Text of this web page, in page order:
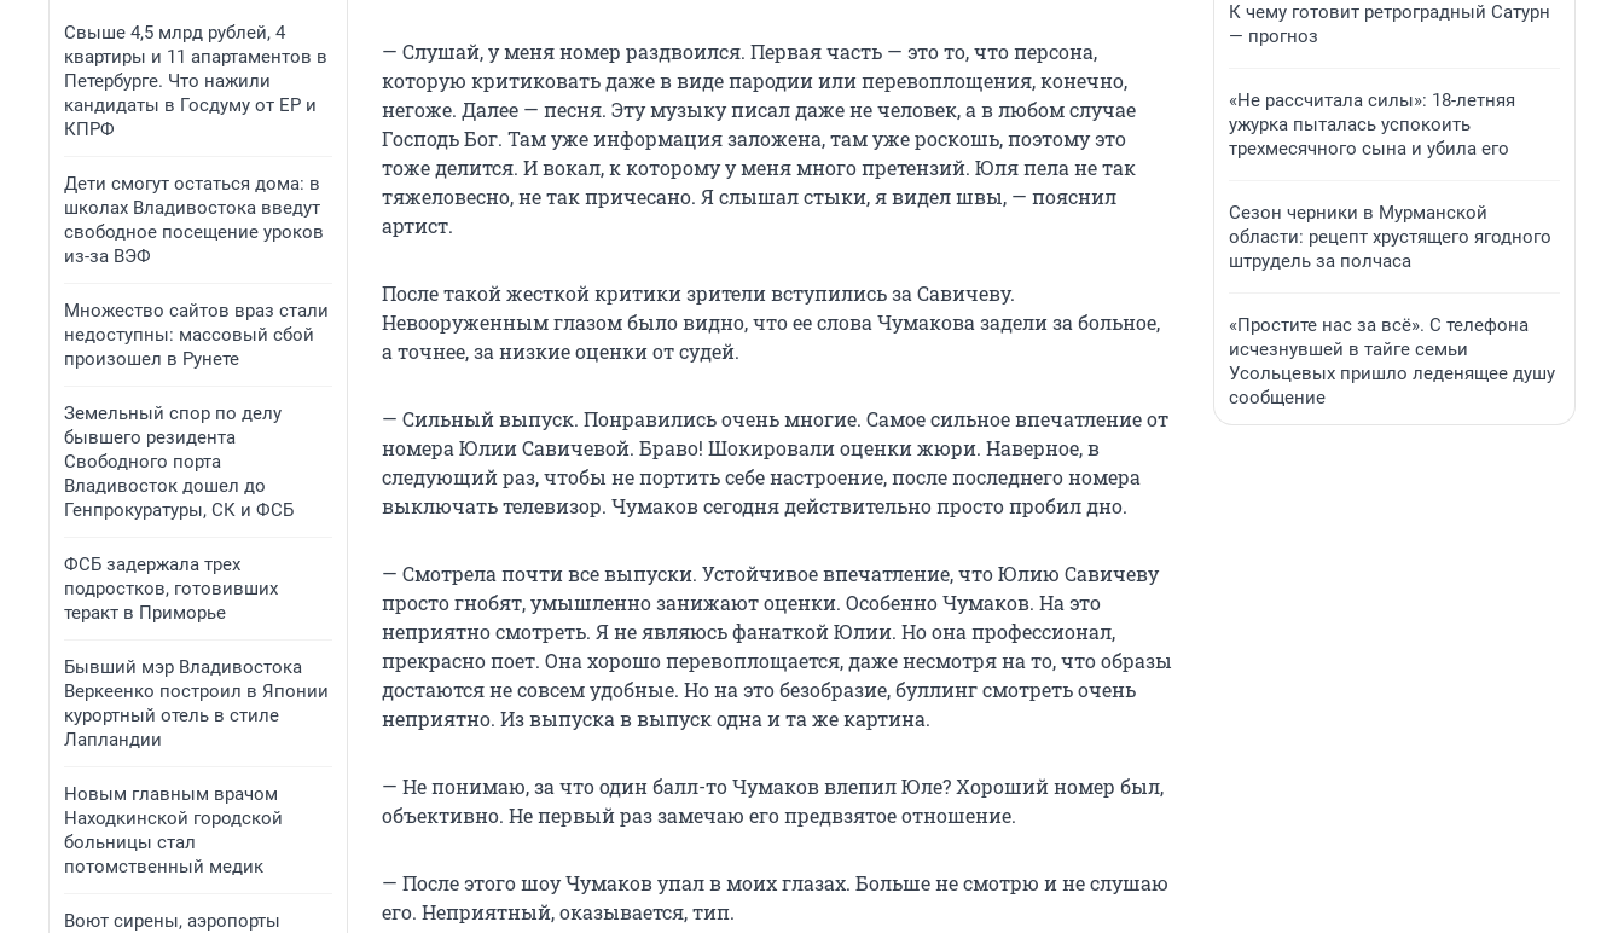
Свыше 4,5 млрд рублей, 4
квартиры и 11 апартаментов в
Петербурге. Что нажили
кандидаты в Госдуму от ЕР и
КПРФ
Дети смогут остаться дома: в
школах Владивостока введут
свободное посещение уроков
из-за ВЭФ
Множество сайтов враз стали
недоступны: массовый сбой
произошел в Рунете
Земельный спор по делу
бывшего резидента
Свободного порта
Владивосток дошел до
Генпрокуратуры, СК и ФСБ
ФСБ задержала трех
подростков, готовивших
теракт в Приморье
Бывший мэр Владивостока
Веркеенко построил в Японии
курортный отель в стиле
Лапландии
Новым главным врачом
Находкинской городской
больницы стал
потомственный медик
Воют сирены, аэропорты
— Слушай, у меня номер раздвоился. Первая часть — это то, что персона,
которую критиковать даже в виде пародии или перевоплощения, конечно,
негоже. Далее — песня. Эту музыку писал даже не человек, а в любом случае
Господь Бог. Там уже информация заложена, там уже роскошь, поэтому это
тоже делится. И вокал, к которому у меня много претензий. Юля пела не так
тяжеловесно, не так причесано. Я слышал стыки, я видел швы, — пояснил
артист.
После такой жесткой критики зрители вступились за Савичеву.
Невооруженным глазом было видно, что ее слова Чумакова задели за больное,
а точнее, за низкие оценки от судей.
— Сильный выпуск. Понравились очень многие. Самое сильное впечатление от
номера Юлии Савичевой. Браво! Шокировали оценки жюри. Наверное, в
следующий раз, чтобы не портить себе настроение, после последнего номера
выключать телевизор. Чумаков сегодня действительно просто пробил дно.
— Смотрела почти все выпуски. Устойчивое впечатление, что Юлию Савичеву
просто гнобят, умышленно занижают оценки. Особенно Чумаков. На это
неприятно смотреть. Я не являюсь фанаткой Юлии. Но она профессионал,
прекрасно поет. Она хорошо перевоплощается, даже несмотря на то, что образы
достаются не совсем удобные. Но на это безобразие, буллинг смотреть очень
неприятно. Из выпуска в выпуск одна и та же картина.
— Не понимаю, за что один балл-то Чумаков влепил Юле? Хороший номер был,
объективно. Не первый раз замечаю его предвзятое отношение.
— После этого шоу Чумаков упал в моих глазах. Больше не смотрю и не слушаю
его. Неприятный, оказывается, тип.
К чему готовит ретроградный Сатурн
— прогноз
«Не рассчитала силы»: 18-летняя
ужурка пыталась успокоить
трехмесячного сына и убила его
Сезон черники в Мурманской
области: рецепт хрустящего ягодного
штрудель за полчаса
«Простите нас за всё». С телефона
исчезнувшей в тайге семьи
Усольцевых пришло леденящее душу
сообщение